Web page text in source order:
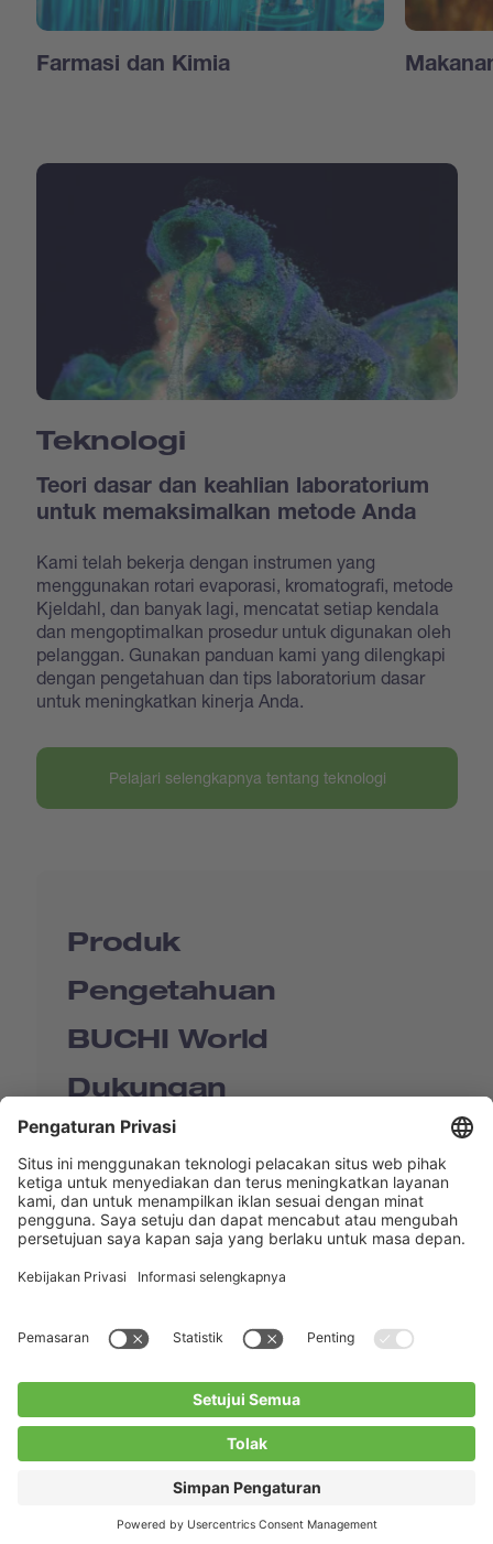
Farmasi dan Kimia
Teknologi
Teori dasar dan keahlian laboratorium
untuk memaksimalkan metode Anda
Kami telah bekerja dengan instrumen yang
menggunakan rotari evaporasi, kromatografi, metode
Kjeldahl, dan banyak lagi, mencatat setiap kendala
dan mengoptimalkan prosedur untuk digunakan oleh
pelanggan. Gunakan panduan kami yang dilengkapi
dengan pengetahuan dan tips laboratorium dasar
untuk meningkatkan kinerja Anda.
Pelajari selengkapnya tentang teknologi
Produk
Pengetahuan
BUCHI World
Dukungan
Shop
Contact us
BUCHI Worldwide
Blogs
LinkedinInstagramTwitter Youtube